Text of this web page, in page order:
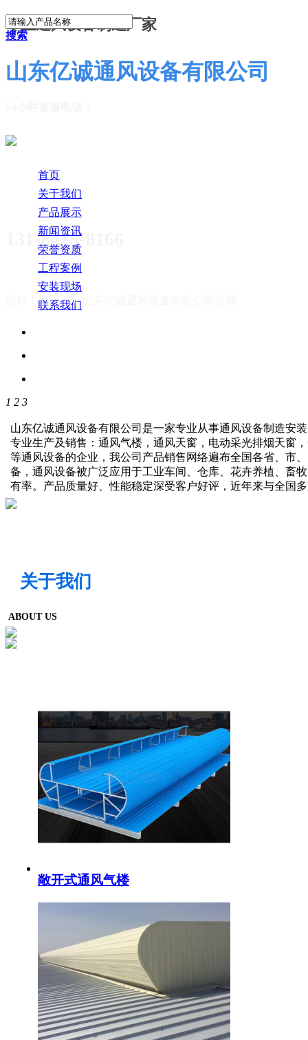
专业通风设备制造厂家
山东亿诚通风设备有限公司
131-8415-8166
您好！欢迎访问
搜索
首页
关于我们
产品展示
新闻资讯
荣誉资质
工程案例
安装现场
联系我们
1 2 3
山东亿诚通风设备有限公司是一家专业从事通风设备制造安
专业生产及销售：通风气楼，通风天窗，电动采光排烟天窗
等通风设备的企业，我公司产品销售网络遍布全国各省、市
备，通风设备被广泛应用于工业车间、仓库、花卉养植、畜
有率。产品质量好、性能稳定深受客户好评，近年来与全国
关于我们
ABOUT US
敞开式通风气楼